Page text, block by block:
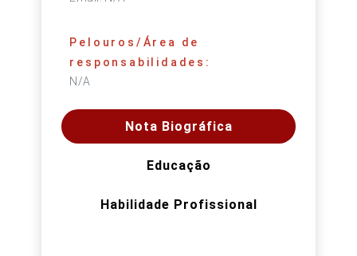
Pelouros/Área de
responsabilidades:
N/A
Nota Biográfica
Educação
Habilidade Profissional